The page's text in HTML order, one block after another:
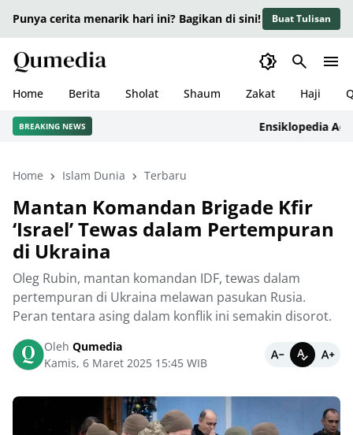
Punya cerita menarik hari ini? Bagikan di sini! Buat Tulisan
Home Berita Sholat Shaum Zakat Haji
BREAKING NEWS Ensiklopedia Adab
Home Islam Dunia Terbaru
Mantan Komandan Brigade Kfir
‘Israel’ Tewas dalam Pertempuran
di Ukraina
Oleg Rubin, mantan komandan IDF, tewas dalam
pertempuran di Ukraina melawan pasukan Rusia.
Peran tentara asing dalam konflik ini semakin disorot.
Oleh Qumedia
Kamis, 6 Maret 2025 15:45 WIB